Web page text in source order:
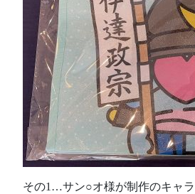
その1…サン○オ様が制作のキャラ